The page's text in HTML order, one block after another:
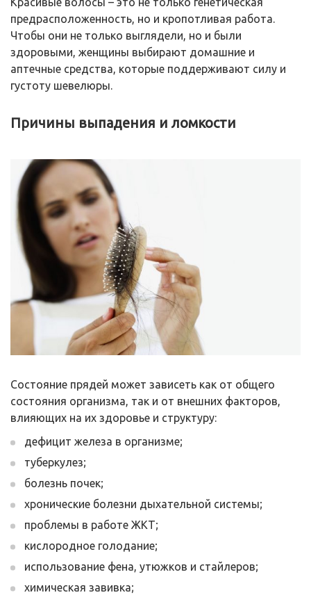
предрасположенность, но и кропотливая работа.
Чтобы они не только выглядели, но и были
здоровыми, женщины выбирают домашние и
аптечные средства, которые поддерживают силу и
густоту шевелюры.
Причины выпадения и ломкости
Состояние прядей может зависеть как от общего
состояния организма, так и от внешних факторов,
влияющих на их здоровье и структуру:
дефицит железа в организме;
туберкулез;
болезнь почек;
хронические болезни дыхательной системы;
проблемы в работе ЖКТ;
кислородное голодание;
использование фена, утюжков и стайлеров;
химическая завивка;